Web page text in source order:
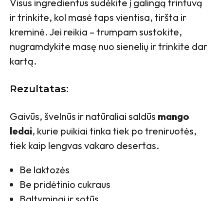
Visus ingredientus sudėkite į galingą trintuvą
ir trinkite, kol masė taps vientisa, tiršta ir
kreminė. Jei reikia – trumpam sustokite,
nugramdykite masę nuo sienelių ir trinkite dar
kartą.
Rezultatas:
Gaivūs, švelnūs ir natūraliai saldūs mango
ledai, kurie puikiai tinka tiek po treniruotės,
tiek kaip lengvas vakaro desertas.
Be laktozės
Be pridėtinio cukraus